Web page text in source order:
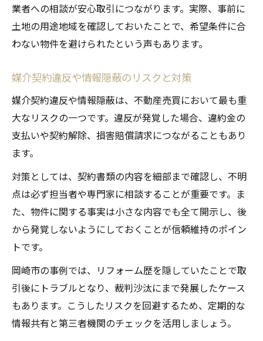
業者への相談が安心取引につながります。実際、事前に
土地の用途地域を確認しておいたことで、希望条件に合
わない物件を避けられたという声もあります。
媒介契約違反や情報隠蔽のリスクと対策
媒介契約違反や情報隠蔽は、不動産売買において最も重
大なリスクの一つです。違反が発覚した場合、違約金の
支払いや契約解除、損害賠償請求につながることもあり
ます。
対策としては、契約書類の内容を細部まで確認し、不明
点は必ず担当者や専門家に相談することが重要です。ま
た、物件に関する事実は小さな内容でも全て開示し、後
から発覚しないようにしておくことが信頼維持のポイン
トです。
岡崎市の事例では、リフォーム歴を隠していたことで取
引後にトラブルとなり、裁判沙汰にまで発展したケース
もあります。こうしたリスクを回避するため、定期的な
情報共有と第三者機関のチェックを活用しましょう。